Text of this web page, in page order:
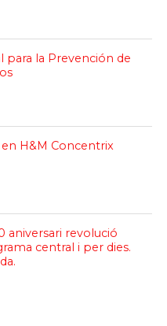
para la Prevención de
H&M Concentrix
aniversari revolució
central i per dies.